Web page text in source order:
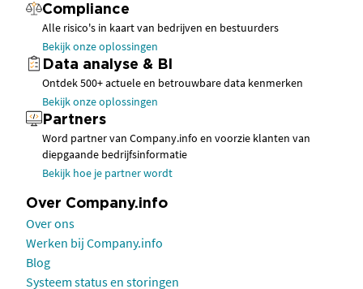
Compliance
Alle risico's in kaart van bedrijven en bestuurders
Bekijk onze oplossingen
Data analyse & BI
Ontdek 500+ actuele en betrouwbare data kenmerken
Bekijk onze oplossingen
Partners
Word partner van Company.info en voorzie klanten van
diepgaande bedrijfsinformatie
Bekijk hoe je partner wordt
Over Company.info
Over ons
Werken bij Company.info
Blog
Systeem status en storingen